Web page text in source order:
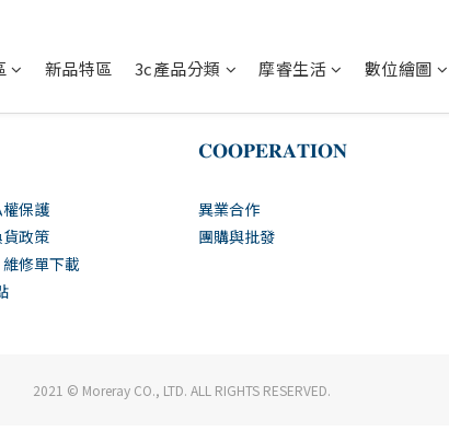
新品特區 3c產品分類 摩睿生活 數位繪圖
保護
政策
維修單下載
𝐂𝐎𝐎𝐏𝐄𝐑𝐀𝐓𝐈𝐎𝐍
異業合作
團購與批發
2021 © Moreray CO., LTD. ALL RIGHTS RESERVED.